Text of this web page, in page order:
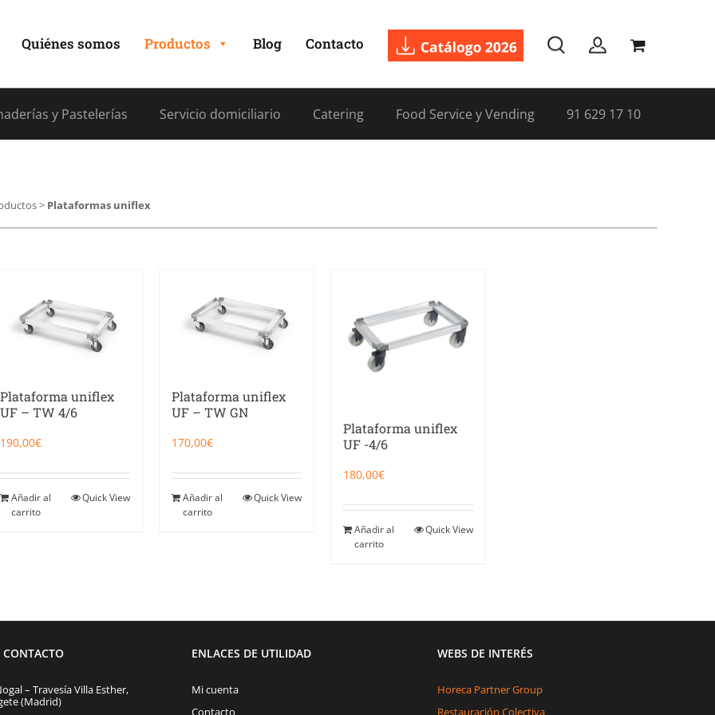
Quiénes somos Productos Blog Contacto
y Pastelerías Servicio domiciliario Catering Food Service y Vending 91 629 17 10
> Plataformas uniflex
Plataforma uniflex
UF – TW 4/6
190,00€
Añadir al
carrito
Quick View
Plataforma uniflex
UF – TW GN
170,00€
Añadir al
carrito
Quick View
Plataforma uniflex
UF -4/6
180,00€
Añadir al
carrito
Quick View
CONTACTO
– Travesía Villa Esther,
(Madrid)
ENLACES DE UTILIDAD
Mi cuenta
Contacto
WEBS DE INTERÉS
Horeca Partner Group
Restauración Colectiva